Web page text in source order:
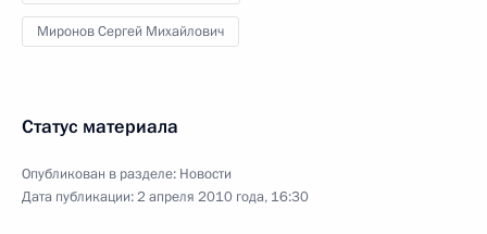
Миронов Сергей Михайлович
Статус материала
Опубликован в разделе: Новости
Дата публикации:2 апреля 2010 года, 16:30